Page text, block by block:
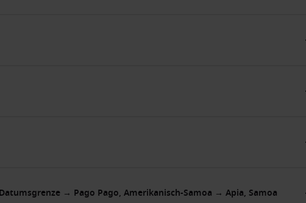
→ Pago Pago, Amerikanisch-Samoa → Apia, Samoa